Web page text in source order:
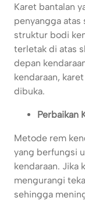
Karet bantalan
penyangga
struktur bodi
terletak di atas
depan
kendaraan,
dibuka.
Perbaikan
Metode rem
yang berfungsi
kendaraan. Jika
mengurangi
sehingga